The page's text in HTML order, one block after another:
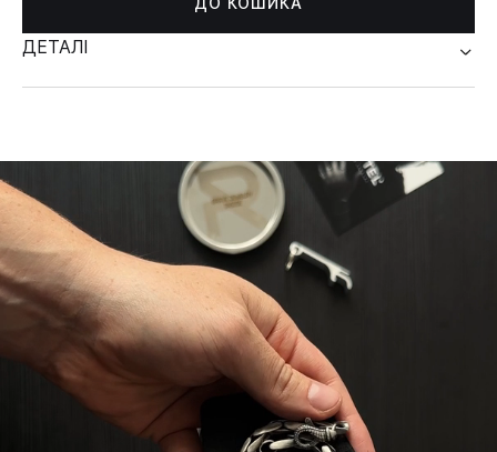
ДЕТАЛІ